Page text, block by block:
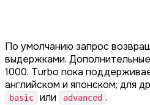
По умолчанию запрос
выдержками.
1000. Turbo пока
английском и японском; для
basic или advanced .